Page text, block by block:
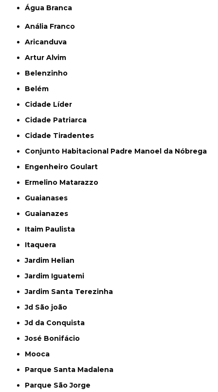
Água Branca
Anália Franco
Aricanduva
Artur Alvim
Belenzinho
Belém
Cidade Líder
Cidade Patriarca
Cidade Tiradentes
Conjunto Habitacional Padre Manoel da Nóbrega
Engenheiro Goulart
Ermelino Matarazzo
Guaianases
Guaianazes
Itaim Paulista
Itaquera
Jardim Helian
Jardim Iguatemi
Jardim Santa Terezinha
Jd São joão
Jd da Conquista
José Bonifácio
Mooca
Parque Santa Madalena
Parque São Jorge